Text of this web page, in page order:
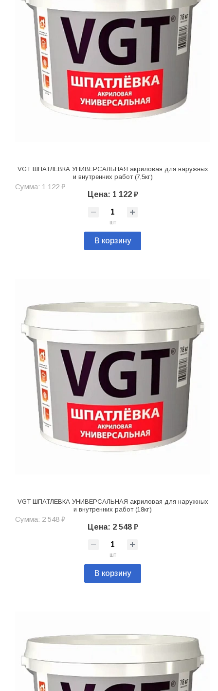
VGT ШПАТЛЕВКА УНИВЕРСАЛЬНАЯ акриловая для наружных
и внутренних работ (7,5кг)
Сумма: 1 122 ₽
Цена: 1 122 ₽
шт
В корзину
VGT ШПАТЛЕВКА УНИВЕРСАЛЬНАЯ акриловая для наружных
и внутренних работ (18кг)
Сумма: 2 548 ₽
Цена: 2 548 ₽
шт
В корзину